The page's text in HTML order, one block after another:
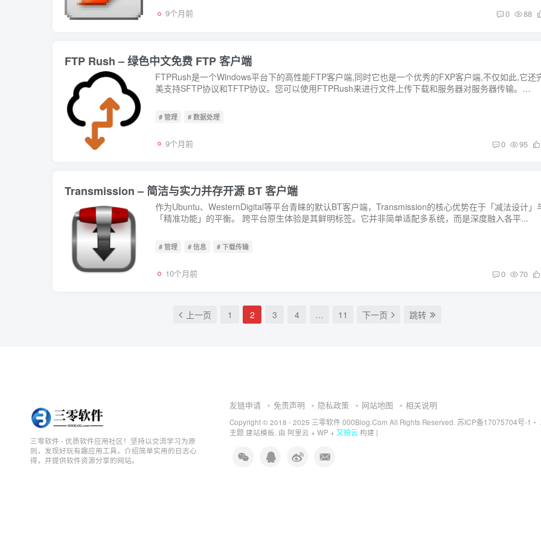
9个月前 0 88
FTP Rush – 绿色中文免费 FTP 客户端
FTPRush是一个Windows平台下的高性能FTP客户端,同时它也是一个优秀的FXP客户端,不仅如此,它还
美支持SFTP协议和TFTP协议。您可以使用FTPRush来进行文件上传下载和服务器对服务器传输。
# 管理 # 数据处理
9个月前 0 95
Transmission – 简洁与实力并存开源 BT 客户端
作为Ubuntu、WesternDigital等平台青睐的默认BT客户端，Transmission的核心优势在于「减法设计」
「精准功能」的平衡。 跨平台原生体验是其鲜明标签。它并非简单适配多系统，而是深度融入各平...
# 管理 # 信息 # 下载传输
10个月前 0 70
上一页 1 2 3 4 … 11 下一页 跳转
三零软件 - 优质软件应用社区！坚持以交流学习为原
则，发现好玩有趣应用工具，介绍简单实用的日志心
得，并提供软件资源分享的网站。
友链申请 免责声明 隐私政策 网站地图 相关说明
Copyright © 2018 - 2025 三零软件 000Blog.Com All Rights Reserved. 苏ICP备17075704号-1 ・
主题 建站模板. 由 阿里云 + WP + 又拍云构建 |